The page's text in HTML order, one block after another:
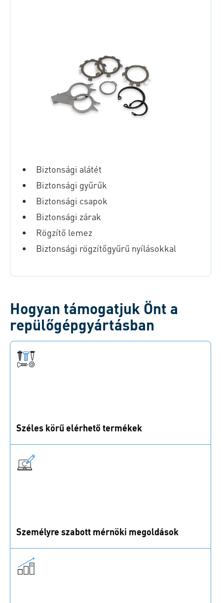
Biztonsági alátét
Biztonsági gyűrűk
Biztonsági csapok
Biztonsági zárak
Rögzítő lemez
Biztonsági rögzítőgyűrű nyílásokkal
Hogyan támogatjuk Önt a
repülőgépgyártásban
Széles körű elérhető termékek
Személyre szabott mérnöki megoldások
bármilyen mérnöki kihívásra.